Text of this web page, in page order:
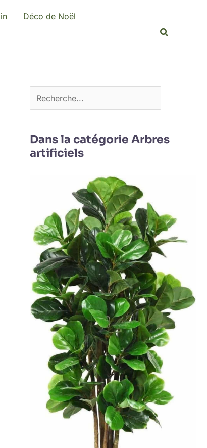
Déco de Noël
r
e
r
Dans la catégorie Arbres
artificiels